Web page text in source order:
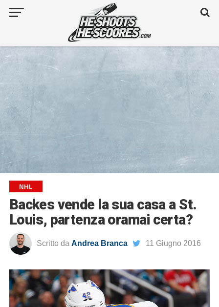
NHL
Backes vende la sua casa a St.
Louis, partenza oramai certa?
Scritto da Andrea Branca 11 Giugno 2016